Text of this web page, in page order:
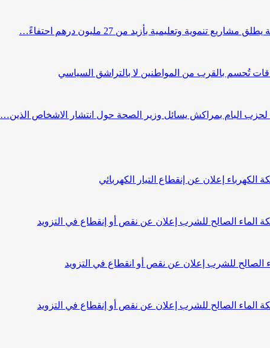
تنموية وتعليمية بأزيد من 27 مليون درهم احتفاءً…
تُحسم بالقرب من المواطنين لا بالتراشق السياسي
لحزب البام بمراكش يسائل وزير الصحة حول انتشار الاشخاص الذين…
إعلان عن إنقطاع التيار الكهربائي
الماء الصالح للشرب إعلان عن نقص أو إنقطاع في التزويد
الصالح للشرب إعلان عن نقص أو انقطاع في التزويد
الماء الصالح للشرب إعلان عن نقص أو إنقطاع في التزويد